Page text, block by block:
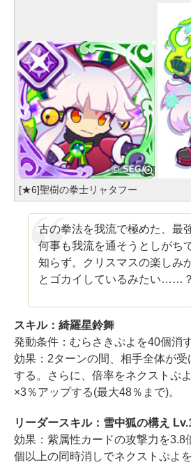
[★6]聖樹の拳士リャタフー
古の拳法を我流で極めた、最
何事も我流を通そうとしがち
知らず。クリスマスの楽しみ
とゴカイしているみたい……？
スキル：綺羅星鈴舞
発動条件：むらさきぷよを40個消す
効果：2ターンの間、相手全体が受
する。さらに、倍率をネクストぷ
×3％アップする(最大48％まで)。
リーダースキル：雪中狐の構え
効果：紫属性カードの攻撃力を3.8
個以上の同時消しでネクストぷよ